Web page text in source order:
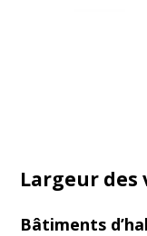
Largeur des
Bâtiments